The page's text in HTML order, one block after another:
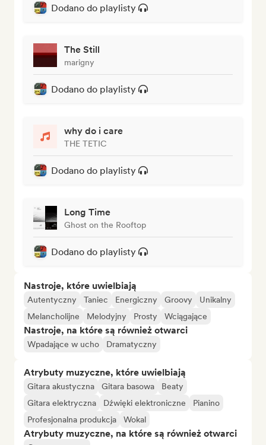
Dodano do playlisty
The Still
marigny
Dodano do playlisty
why do i care
THE TETIC
Dodano do playlisty
Long Time
Ghost on the Rooftop
Dodano do playlisty
Nastroje, które uwielbiają
Autentyczny Taniec Energiczny Groovy
Unikalny
Melancholijne
Melodyjny Prosty Wciągające
Nastroje, na które są również otwarci
Wpadające w ucho Dramatyczny
Atrybuty muzyczne, które uwielbiają
Gitara akustyczna Gitara basowa
Beaty
Gitara elektryczna
Dźwięki elektroniczne
Pianino
Profesjonalna produkcja
Wokal
Atrybuty muzyczne, na które są również otwarci